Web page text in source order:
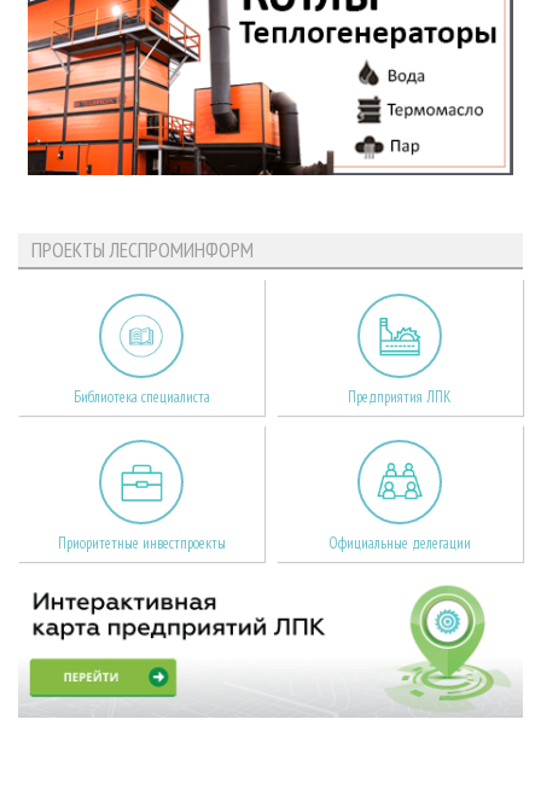
ПРОЕКТЫ ЛЕСПРОМИНФОРМ
Библиотека специалиста Предприятия ЛПК
Приоритетные инвестпроекты Официальные делегации